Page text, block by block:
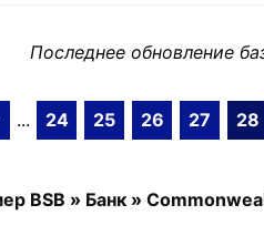
Последнее обновление
... 24 25 26 27 28
BSB » Банк »